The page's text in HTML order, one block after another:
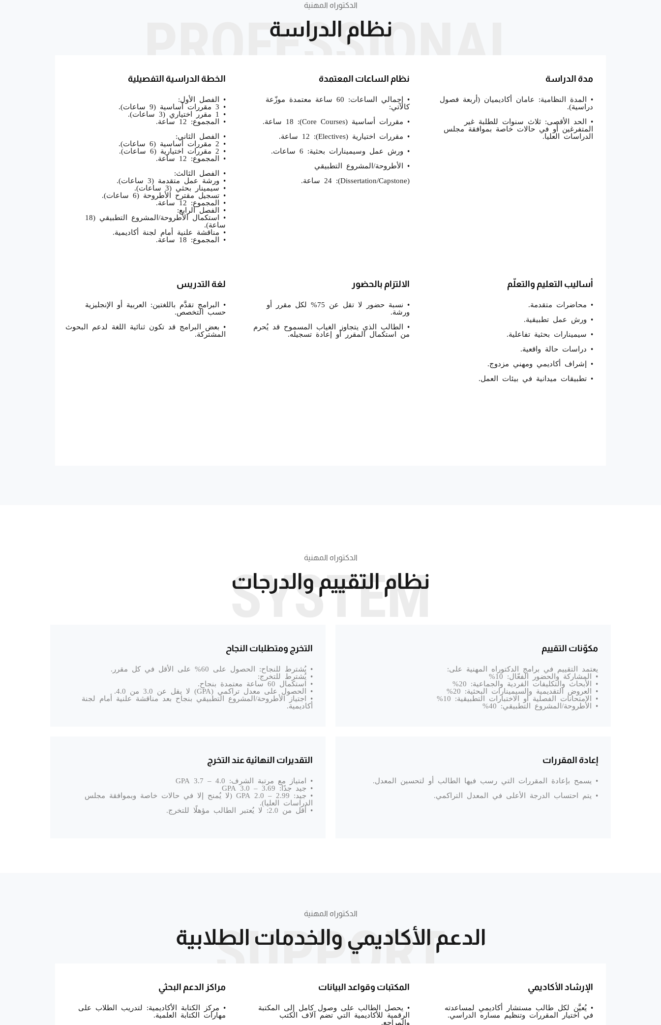
PROFESSIONAL
الدكتوراه المهنية
نظام الدراسة
مدة الدراسة
• المدة النظامية: عامان أكاديميان (أربعة فصول
دراسية).
• الحد الأقصى: ثلاث سنوات للطلبة غير
المتفرغين أو في حالات خاصة بموافقة مجلس
الدراسات العليا.
نظام الساعات المعتمدة
• إجمالي الساعات: 60 ساعة معتمدة موزّعة
كالآتي:
• مقررات أساسية (Core Courses): 18 ساعة.
• مقررات اختيارية (Electives): 12 ساعة.
• ورش عمل وسيمينارات بحثية: 6 ساعات.
• الأطروحة/المشروع التطبيقي
(Dissertation/Capstone): 24 ساعة.
الخطة الدراسية التفصيلية
• الفصل الأول:
• 3 مقررات أساسية (9 ساعات).
• 1 مقرر اختياري (3 ساعات).
• المجموع: 12 ساعة.
• الفصل الثاني:
• 2 مقررات أساسية (6 ساعات).
• 2 مقررات اختيارية (6 ساعات).
• المجموع: 12 ساعة.
• الفصل الثالث:
• ورشة عمل متقدمة (3 ساعات).
• سيمينار بحثي (3 ساعات).
• تسجيل مقترح الأطروحة (6 ساعات).
• المجموع: 12 ساعة.
• الفصل الرابع:
• استكمال الأطروحة/المشروع التطبيقي (18
ساعة).
• مناقشة علنية أمام لجنة أكاديمية.
• المجموع: 18 ساعة.
أساليب التعليم والتعلّم
• محاضرات متقدمة.
• ورش عمل تطبيقية.
• سيمينارات بحثية تفاعلية.
• دراسات حالة واقعية.
• إشراف أكاديمي ومهني مزدوج.
• تطبيقات ميدانية في بيئات العمل.
الالتزام بالحضور
• نسبة حضور لا تقل عن 75% لكل مقرر أو
ورشة.
• الطالب الذي يتجاوز الغياب المسموح قد يُحرم
من استكمال المقرر أو إعادة تسجيله.
لغة التدريس
• البرامج تقدَّم باللغتين: العربية أو الإنجليزية
حسب التخصص.
• بعض البرامج قد تكون ثنائية اللغة لدعم البحوث
المشتركة.
SYSTEM
الدكتوراه المهنية
نظام التقييم والدرجات
مكوّنات التقييم
يعتمد التقييم في برامج الدكتوراه المهنية على:
• المشاركة والحضور الفعّال: 10%
• الأبحاث والتكليفات الفردية والجماعية: 20%
• العروض التقديمية والسيمينارات البحثية: 20%
• الامتحانات الفصلية أو الاختبارات التطبيقية: 10%
• الأطروحة/المشروع التطبيقي: 40%
التخرج ومتطلبات النجاح
• يُشترط للنجاح: الحصول على 60% على الأقل في كل مقرر.
• يُشترط للتخرج:
• استكمال 60 ساعة معتمدة بنجاح.
• الحصول على معدل تراكمي (GPA) لا يقل عن 3.0 من 4.0.
• اجتياز الأطروحة/المشروع التطبيقي بنجاح بعد مناقشة علنية أمام لجنة
أكاديمية.
إعادة المقررات
• يسمح بإعادة المقررات التي رسب فيها الطالب أو لتحسين المعدل.
• يتم احتساب الدرجة الأعلى في المعدل التراكمي.
التقديرات النهائية عند التخرج
• امتياز مع مرتبة الشرف: GPA 3.7 – 4.0
• جيد جدًا: GPA 3.0 – 3.69
• جيد: GPA 2.0 – 2.99 (لا يُمنح إلا في حالات خاصة وبموافقة مجلس
الدراسات العليا).
• أقل من 2.0: لا يُعتبر الطالب مؤهلًا للتخرج.
SUPPORT
الدكتوراه المهنية
الدعم الأكاديمي والخدمات الطلابية
الإرشاد الأكاديمي
• يُعيَّن لكل طالب مستشار أكاديمي لمساعدته
في اختيار المقررات وتنظيم مساره الدراسي.
المكتبات وقواعد البيانات
• يحصل الطالب على وصول كامل إلى المكتبة
الرقمية للأكاديمية التي تضم آلاف الكتب
والمراجع.
مراكز الدعم البحثي
• مركز الكتابة الأكاديمية: لتدريب الطلاب على
مهارات الكتابة العلمية.